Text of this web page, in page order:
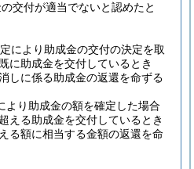
交付が適当でないと認めたと
により助成金の交付の決定を取
に助成金を交付しているとき
しに係る助成金の返還を命ずる
より助成金の額を確定した場合
える助成金を交付しているとき
る額に相当する金額の返還を命